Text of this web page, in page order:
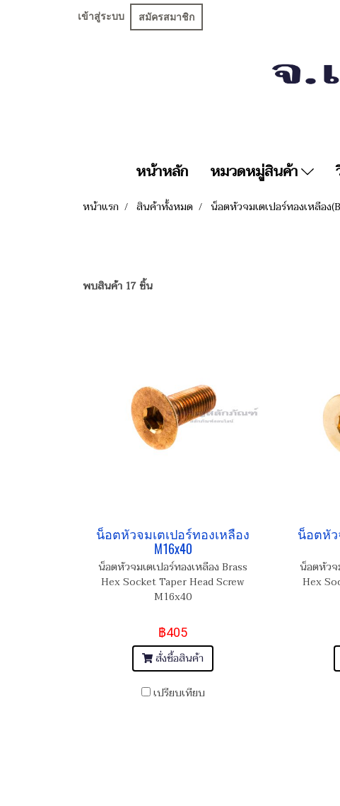
เข้าสู่ระบบ สมัครสมาชิก
หน้าหลัก หมวดหมู่สินค้า
หน้าแรก สินค้าทั้งหมด น็อตหัวจมเตเปอร์ทองเหลือง
พบสินค้า 17 ชิ้น
น็อตหัวจมเตเปอร์ทองเหลือง
M16x40
น็อตหัวจมเตเปอร์ทองเหลือง Brass
Hex Socket Taper Head Screw
M16x40
฿405
สั่งซื้อสินค้า
เปรียบเทียบ
น็อตหัว
น็อตหัวจ
Hex